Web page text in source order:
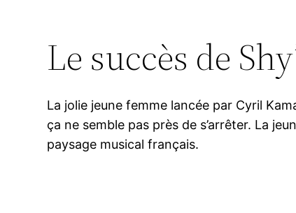
Le succès de
La jolie jeune femme lancée par Cyril
ça ne semble pas près de s’arrêter. La
paysage musical français.